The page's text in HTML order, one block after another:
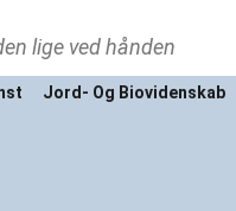
lige ved hånden
Jord- Og Biovidenskab